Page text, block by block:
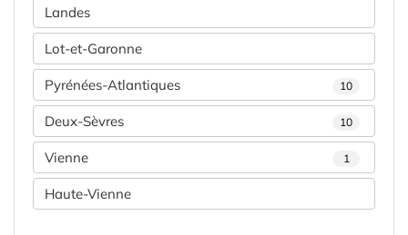
Landes
Lot-et-Garonne
Pyrénées-Atlantiques 10
Deux-Sèvres 10
Vienne 1
Haute-Vienne